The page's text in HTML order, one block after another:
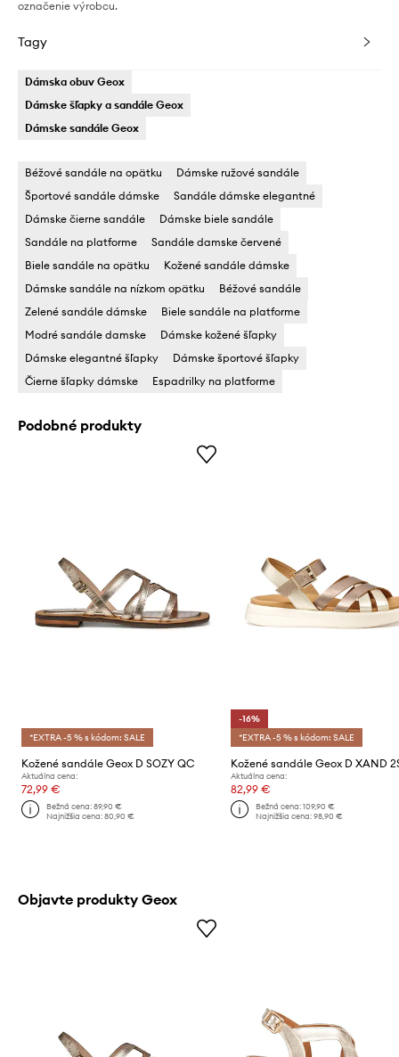
označenie výrobcu.
Tagy
Dámska obuv Geox
Dámske šľapky a sandále Geox
Dámske sandále Geox
Béžové sandále na opätku
Dámske ružové sandále
Športové sandále dámske
Sandále dámske elegantné
Dámske čierne sandále
Dámske biele sandále
Sandále na platforme
Sandále damske červené
Biele sandále na opätku
Kožené sandále dámske
Dámske sandále na nízkom opätku
Béžové sandále
Zelené sandále dámske
Biele sandále na platforme
Modré sandále damske
Dámske kožené šľapky
Dámske elegantné šľapky
Dámske športové šľapky
Čierne šľapky dámske
Espadrilky na platforme
Podobné produkty
*EXTRA -5 % s kódom: SALE
Kožené sandále Geox D SOZY QC
Aktuálna cena:
72,99 €
Bežná cena:89,90 €
Najnižšia cena:80,90 €
-16%
*EXTRA -5 % s kódom: SALE
Kožené sandále Geox D XAND
Aktuálna cena:
82,99 €
Bežná cena: 109,90 €
Najnižšia cena: 98,90 €
Objavte produkty Geox